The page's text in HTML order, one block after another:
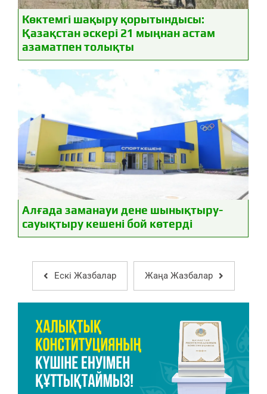
Көктемгі шақыру қорытындысы:
Қазақстан әскері 21 мыңнан астам
азаматпен толықты
Алғада заманауи дене шынықтыру-
сауықтыру кешені бой көтерді
Ескі Жазбалар Жаңа Жазбалар